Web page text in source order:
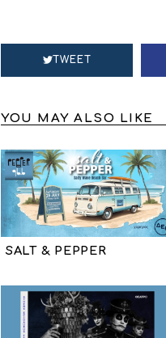
TWEET
YOU MAY ALSO LIKE
SALT & PEPPER